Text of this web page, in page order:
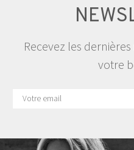
Recevez les
votre